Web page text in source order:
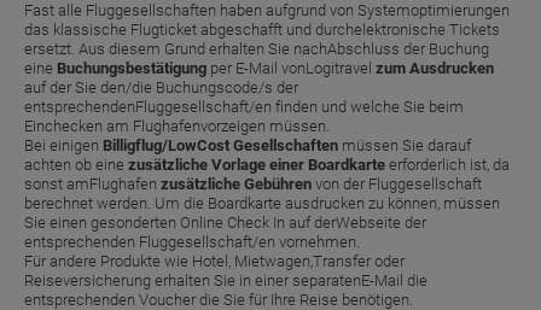
Fast alle Fluggesellschaften haben aufgrund von Systemoptimierungen
das klassische Flugticket abgeschafft und durchelektronische Tickets
ersetzt. Aus diesem Grund erhalten Sie nachAbschluss der Buchung
eine Buchungsbestätigung per E-Mail vonLogitravel zum Ausdrucken
auf der Sie den/die Buchungscode/s der
entsprechendenFluggesellschaft/en finden und welche Sie beim
Einchecken am Flughafenvorzeigen müssen.
Bei einigen Billigflug/LowCost Gesellschaften müssen Sie darauf
achten ob eine zusätzliche Vorlage einer Boardkarte erforderlich ist, da
sonst amFlughafen zusätzliche Gebühren von der Fluggesellschaft
berechnet werden. Um die Boardkarte ausdrucken zu können, müssen
Sie einen gesonderten Online Check In auf derWebseite der
entsprechenden Fluggesellschaft/en vornehmen.
Für andere Produkte wie Hotel, Mietwagen,Transfer oder
Reiseversicherung erhalten Sie in einer separatenE-Mail die
entsprechenden Voucher die Sie für Ihre Reise benötigen.